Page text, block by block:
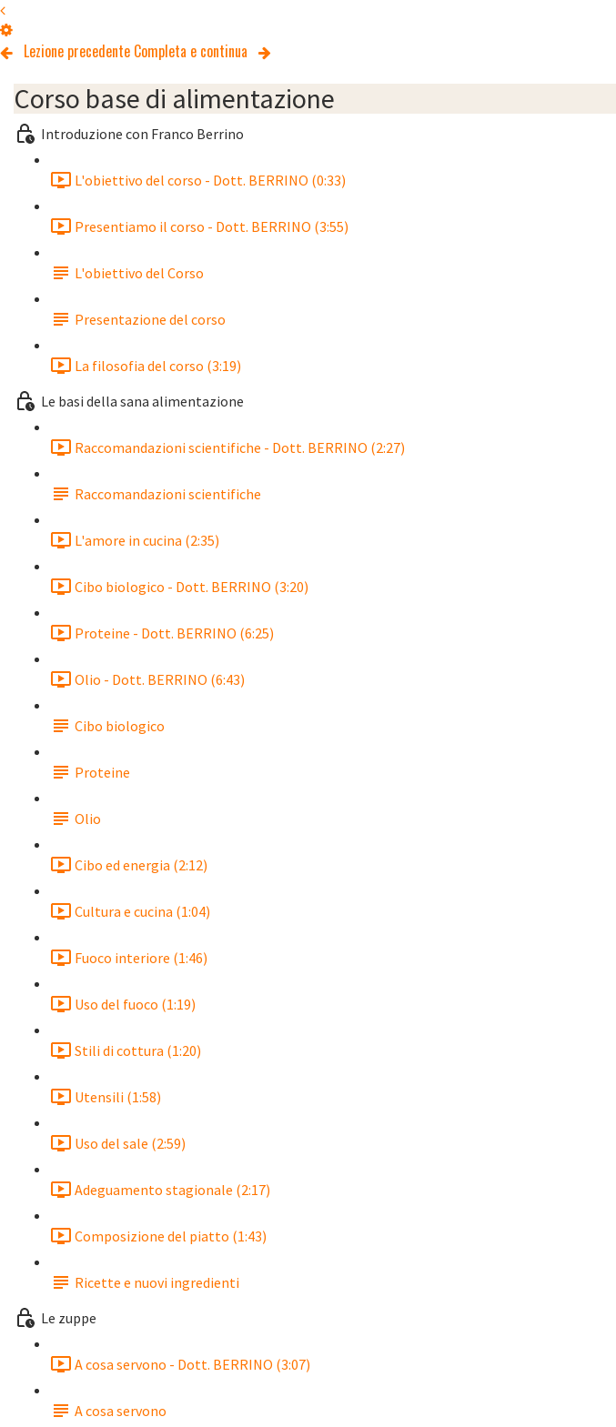
Lezione precedente Completa e continua
Corso base di alimentazione
Introduzione con Franco Berrino
L'obiettivo del corso - Dott. BERRINO (0:33)
Presentiamo il corso - Dott. BERRINO (3:55)
L'obiettivo del Corso
Presentazione del corso
La filosofia del corso (3:19)
Le basi della sana alimentazione
Raccomandazioni scientifiche - Dott. BERRINO (2:27)
Raccomandazioni scientifiche
L'amore in cucina (2:35)
Cibo biologico - Dott. BERRINO (3:20)
Proteine - Dott. BERRINO (6:25)
Olio - Dott. BERRINO (6:43)
Cibo biologico
Proteine
Olio
Cibo ed energia (2:12)
Cultura e cucina (1:04)
Fuoco interiore (1:46)
Uso del fuoco (1:19)
Stili di cottura (1:20)
Utensili (1:58)
Uso del sale (2:59)
Adeguamento stagionale (2:17)
Composizione del piatto (1:43)
Ricette e nuovi ingredienti
Le zuppe
A cosa servono - Dott. BERRINO (3:07)
A cosa servono